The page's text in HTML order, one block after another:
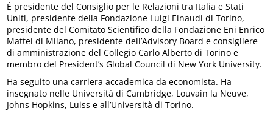
È presidente del Consiglio per le Relazioni tra Italia e Stati
Uniti, presidente della Fondazione Luigi Einaudi di Torino,
presidente del Comitato Scientifico della Fondazione Eni Enrico
Mattei di Milano, presidente dell’Advisory Board e consigliere
di amministrazione del Collegio Carlo Alberto di Torino e
membro del President’s Global Council di New York University.
Ha seguito una carriera accademica da economista. Ha
insegnato nelle Università di Cambridge, Louvain la Neuve,
Johns Hopkins, Luiss e all’Università di Torino.